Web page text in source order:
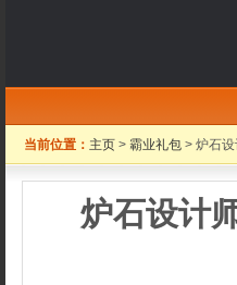
当前位置： 主页 > 霸业礼包 > 炉石
炉石设计